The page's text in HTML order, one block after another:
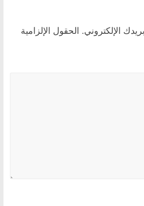
الإلكتروني. الحقول الإلزامية